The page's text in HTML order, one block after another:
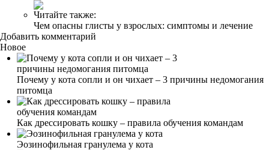
Читайте также:
Чем опасны глисты у взрослых: симптомы и лечение
Добавить комментарий
Новое
Почему у кота сопли и он чихает – 3 причины недомогания
питомца
Как дрессировать кошку – правила обучения командам
Эозинофильная гранулема у кота